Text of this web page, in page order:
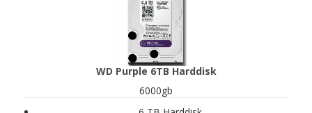
WD Purple 6TB Harddisk
6000gb